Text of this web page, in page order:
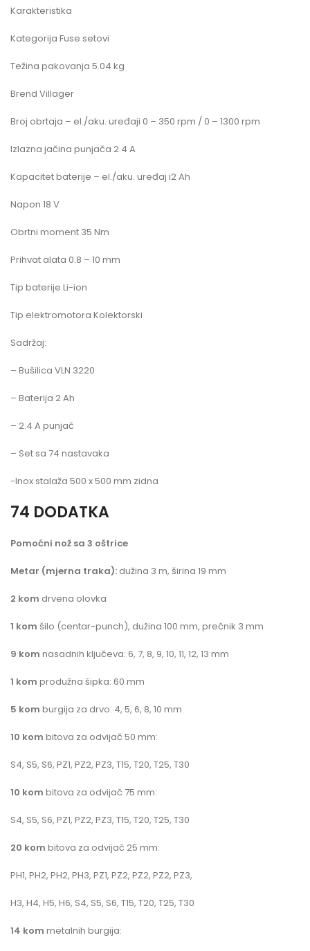
Karakteristika
Kategorija Fuse setovi
Težina pakovanja 5.04 kg
Brend Villager
Broj obrtaja – el./aku. uređaji 0 – 350 rpm / 0 – 1300 rpm
Izlazna jačina punjača 2.4 A
Kapacitet baterije – el./aku. uređaj i2 Ah
Napon 18 V
Obrtni moment 35 Nm
Prihvat alata 0.8 – 10 mm
Tip baterije Li-ion
Tip elektromotora Kolektorski
Sadržaj:
– Bušilica VLN 3220
– Baterija 2 Ah
– 2.4 A punjač
– Set sa 74 nastavaka
-Inox stalaža 500 x 500 mm zidna
74 DODATKA
Pomoćni nož sa 3 oštrice
Metar (mjerna traka): dužina 3 m, širina 19 mm
2 kom drvena olovka
1 kom šilo (centar-punch), dužina 100 mm, prečnik 3 mm
9 kom nasadnih ključeva: 6, 7, 8, 9, 10, 11, 12, 13 mm
1 kom produžna šipka: 60 mm
5 kom burgija za drvo: 4, 5, 6, 8, 10 mm
10 kom bitova za odvijač 50 mm:
S4, S5, S6, PZ1, PZ2, PZ3, T15, T20, T25, T30
10 kom bitova za odvijač 75 mm:
S4, S5, S6, PZ1, PZ2, PZ3, T15, T20, T25, T30
20 kom bitova za odvijač 25 mm:
PH1, PH2, PH2, PH3, PZ1, PZ2, PZ2, PZ2, PZ3,
H3, H4, H5, H6, S4, S5, S6, T15, T20, T25, T30
14 kom metalnih burgija: